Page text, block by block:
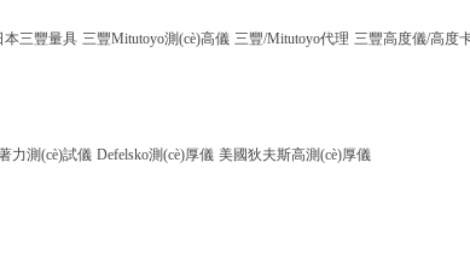
本三豐量具 三豐Mitutoyo測(cè)高儀 三豐/Mitutoyo代理 三豐高度儀/高度
力測(cè)試儀 Defelsko測(cè)厚儀 美國狄夫斯高測(cè)厚儀